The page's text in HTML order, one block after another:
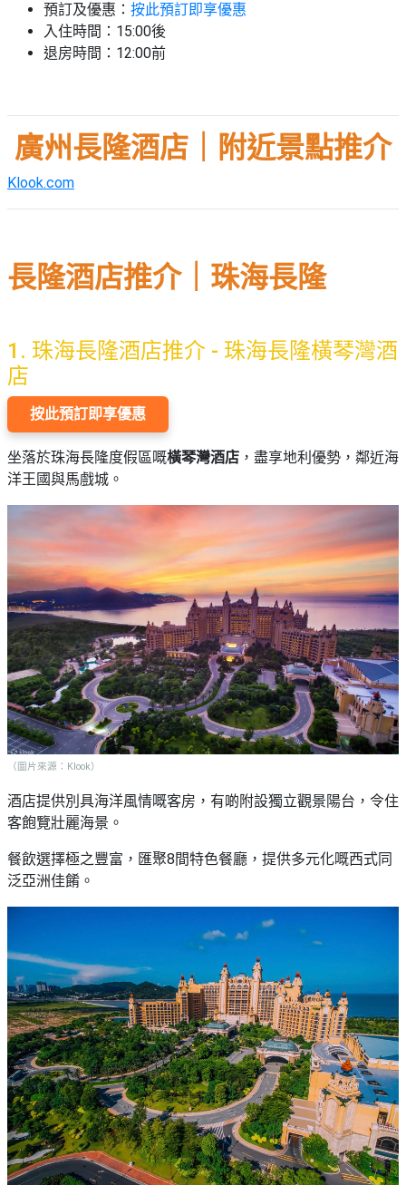
預訂及優惠： 按此預訂即享優惠
入住時間：15:00後
退房時間：12:00前
廣州長隆酒店｜附近景點推介
Klook.com
長隆酒店推介｜珠海長隆
1. 珠海長隆酒店推介 - 珠海長隆橫琴灣酒
店
按此預訂即享優惠
坐落於珠海長隆度假區嘅橫琴灣酒店 ，盡享地利優勢，鄰近海
洋王國與馬戲城。
（圖片來源：Klook）
酒店提供別具海洋風情嘅客房，有啲附設獨立觀景陽台，令住
客飽覽壯麗海景。
餐飲選擇極之豐富，匯聚8間特色餐廳，提供多元化嘅西式同
泛亞洲佳餚。